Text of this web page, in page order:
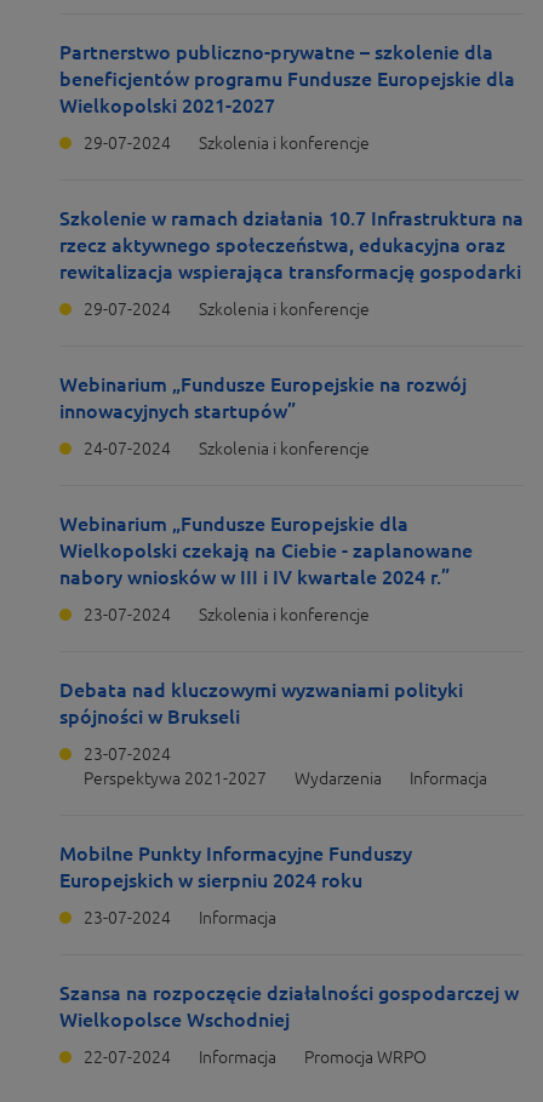
Partnerstwo publiczno-prywatne – szkolenie dla
beneficjentów programu Fundusze Europejskie dla
Wielkopolski 2021-2027
29-07-2024 Szkolenia i konferencje
Szkolenie w ramach działania 10.7 Infrastruktura na
rzecz aktywnego społeczeństwa, edukacyjna oraz
rewitalizacja wspierająca transformację gospodarki
29-07-2024 Szkolenia i konferencje
Webinarium „Fundusze Europejskie na rozwój
innowacyjnych startupów”
24-07-2024 Szkolenia i konferencje
Webinarium „Fundusze Europejskie dla
Wielkopolski czekają na Ciebie - zaplanowane
nabory wniosków w III i IV kwartale 2024 r.”
23-07-2024 Szkolenia i konferencje
Debata nad kluczowymi wyzwaniami polityki
spójności w Brukseli
23-07-2024
Perspektywa 2021-2027
Wydarzenia Informacja
Mobilne Punkty Informacyjne Funduszy
Europejskich w sierpniu 2024 roku
23-07-2024 Informacja
Szansa na rozpoczęcie działalności gospodarczej w
Wielkopolsce Wschodniej
22-07-2024 Informacja Promocja WRPO